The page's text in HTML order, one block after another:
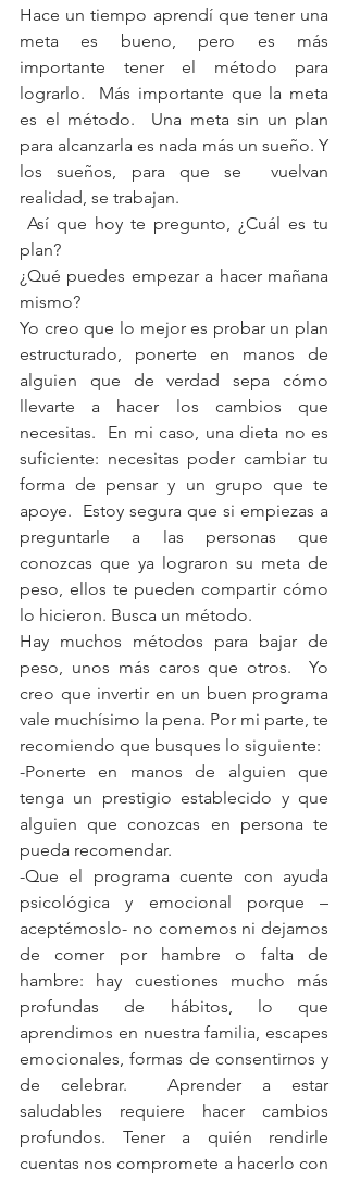
Hace un tiempo aprendí que tener una
meta es bueno, pero es más
importante tener el método para
lograrlo.  Más importante que la meta
es el método.  Una meta sin un plan
para alcanzarla es nada más un sueño. Y
los sueños, para que se  vuelvan
realidad, se trabajan.
plan?
¿Qué puedes empezar a hacer mañana
mismo?
Yo creo que lo mejor es probar un plan
estructurado, ponerte en manos de
alguien que de verdad sepa cómo
llevarte a hacer los cambios que
necesitas.  En mi caso, una dieta no es
suficiente: necesitas poder cambiar tu
forma de pensar y un grupo que te
apoye.  Estoy segura que si empiezas a
preguntarle a las personas que
conozcas que ya lograron su meta de
peso, ellos te pueden compartir cómo
lo hicieron. Busca un método.
Hay muchos métodos para bajar de
peso, unos más caros que otros.  Yo
creo que invertir en un buen programa
vale muchísimo la pena. Por mi parte, te
recomiendo que busques lo siguiente:
-Ponerte en manos de alguien que
tenga un prestigio establecido y que
alguien que conozcas en persona te
pueda recomendar.
-Que el programa cuente con ayuda
psicológica y emocional porque –
aceptémoslo- no comemos ni dejamos
de comer por hambre o falta de
hambre: hay cuestiones mucho más
profundas de hábitos, lo que
aprendimos en nuestra familia, escapes
emocionales, formas de consentirnos y
de celebrar.  Aprender a estar
saludables requiere hacer cambios
profundos. Tener a quién rendirle
cuentas nos compromete a hacerlo con